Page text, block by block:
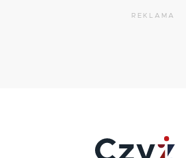
REKLAMA